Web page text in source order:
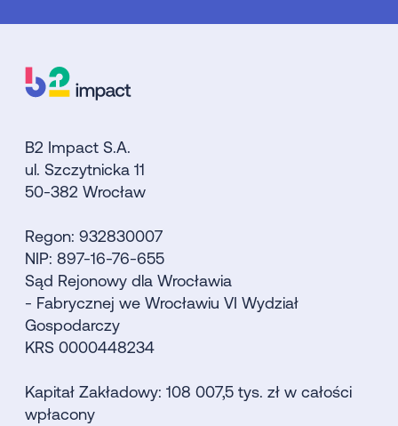
B2 Impact S.A.
ul. Szczytnicka 11
50-382 Wrocław
Regon: 932830007
NIP: 897-16-76-655
Sąd Rejonowy dla Wrocławia
- Fabrycznej we Wrocławiu VI Wydział
Gospodarczy
KRS 0000448234
Kapitał Zakładowy: 108 007,5 tys. zł w całości
wpłacony